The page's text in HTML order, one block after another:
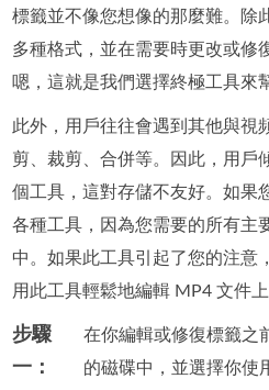
標籤並不像您想像的那麼難。除
多種格式，並在需要時更改或修
嗯，這就是我們選擇終極工具來
此外，用戶往往會遇到其他與視
剪、裁剪、合併等。因此，用戶
個工具，這對存儲不友好。如果
各種工具，因為您需要的所有主
中。如果此工具引起了您的注意
用此工具輕鬆地編輯 MP4 文件上
步驟
一：
在你編輯或修復標籤之
的磁碟中，並選擇你使